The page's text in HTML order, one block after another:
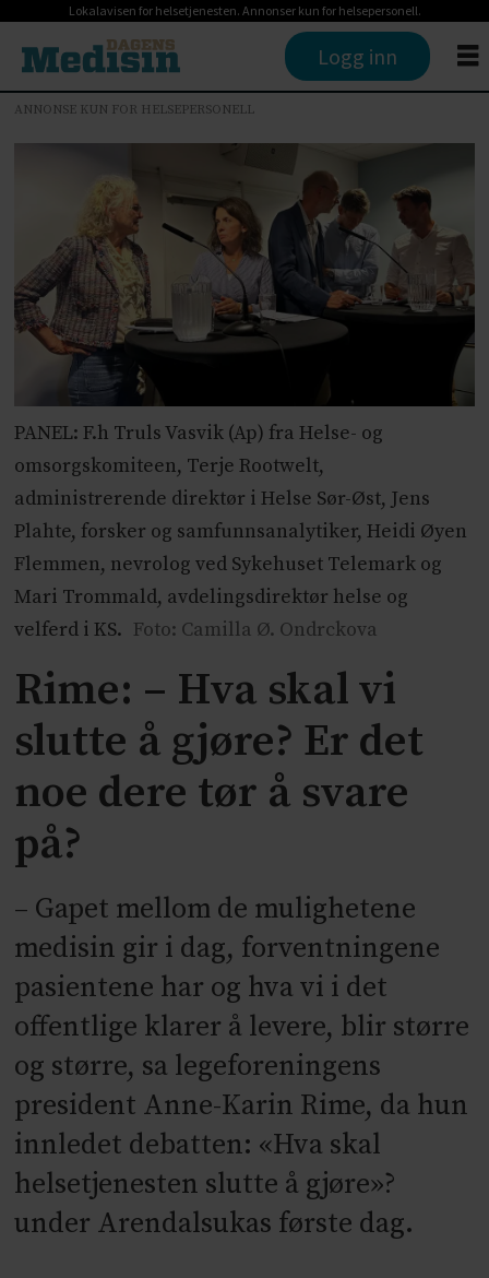
Lokalavisen for helsetjenesten. Annonser kun for helsepersonell.
Logg inn
ANNONSE KUN FOR HELSEPERSONELL
PANEL: F.h Truls Vasvik (Ap) fra Helse- og
omsorgskomiteen, Terje Rootwelt,
administrerende direktør i Helse Sør-Øst, Jens
Plahte, forsker og samfunnsanalytiker, Heidi Øyen
Flemmen, nevrolog ved Sykehuset Telemark og
Mari Trommald, avdelingsdirektør helse og
velferd i KS. Foto: Camilla Ø. Ondrckova
Rime: – Hva skal vi
slutte å gjøre? Er det
noe dere tør å svare
på?
– Gapet mellom de mulighetene
medisin gir i dag, forventningene
pasientene har og hva vi i det
offentlige klarer å levere, blir større
og større, sa legeforeningens
president Anne-Karin Rime, da hun
innledet debatten: «Hva skal
helsetjenesten slutte å gjøre»?
under Arendalsukas første dag.